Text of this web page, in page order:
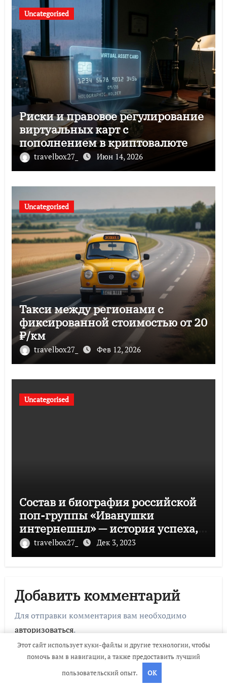
Uncategorised
Риски и правовое регулирование
виртуальных карт с
пополнением в криптовалюте
travelbox27_ Июн 14, 2026
Uncategorised
Такси между регионами с
фиксированной стоимостью от 20
₽/км
travelbox27_ Фев 12, 2026
Uncategorised
Состав и биография российской
поп-группы «Иванушки
интернешнл» — история успеха,
музыка и судьбы участников
travelbox27_ Дек 3, 2023
Добавить комментарий
Для отправки комментария вам необходимо
авторизоваться.
Этот сайт использует куки-файлы и другие технологии, чтобы
помочь вам в навигации, а также предоставить лучший
пользовательский опыт.
OK